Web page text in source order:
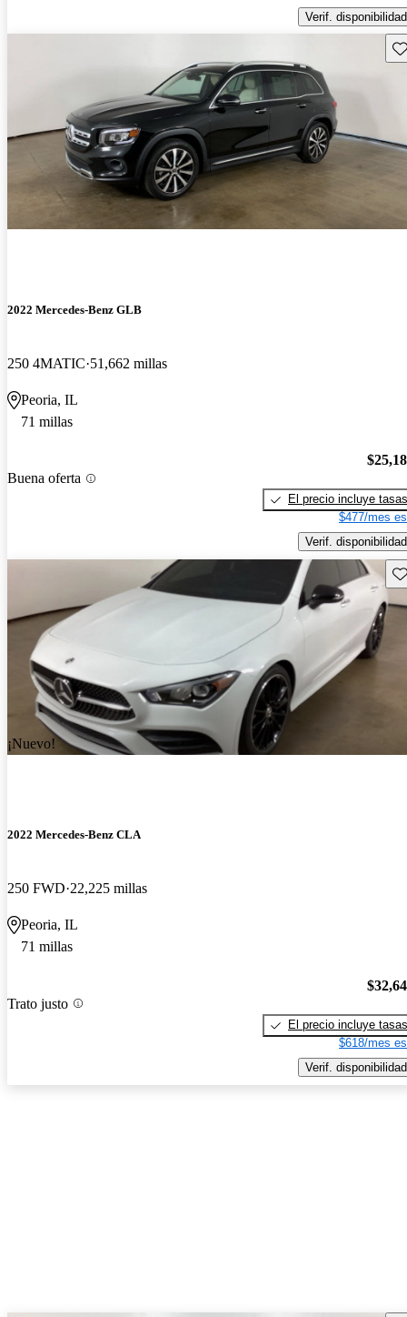
Verif. disponibilidad
2022 Mercedes-Benz GLB
250 4MATIC 51,662 millas
Peoria, IL
71 millas
Buena oferta
El precio incluye tasas
$477/mes
Verif. disponibilidad
¡Nuevo!
2022 Mercedes-Benz CLA
250 FWD 22,225 millas
Peoria, IL
71 millas
Trato justo
El precio incluye tasas
$618/mes
Verif. disponibilidad